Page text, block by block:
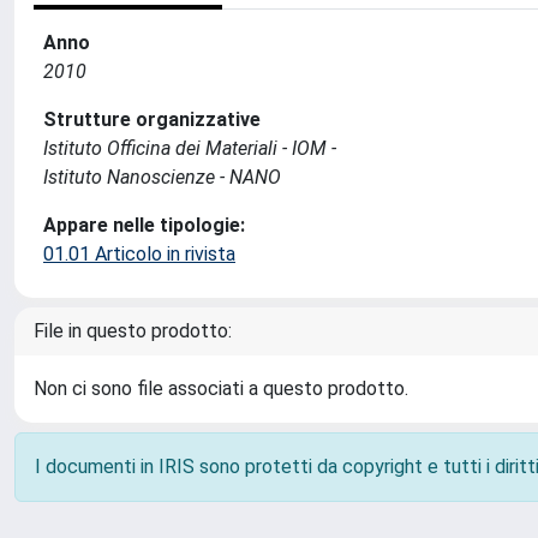
Anno
2010
Strutture organizzative
Istituto Officina dei Materiali - IOM -
Istituto Nanoscienze - NANO
Appare nelle tipologie:
01.01 Articolo in rivista
File in questo prodotto:
Non ci sono file associati a questo prodotto.
I documenti in IRIS sono protetti da copyright e tutti i